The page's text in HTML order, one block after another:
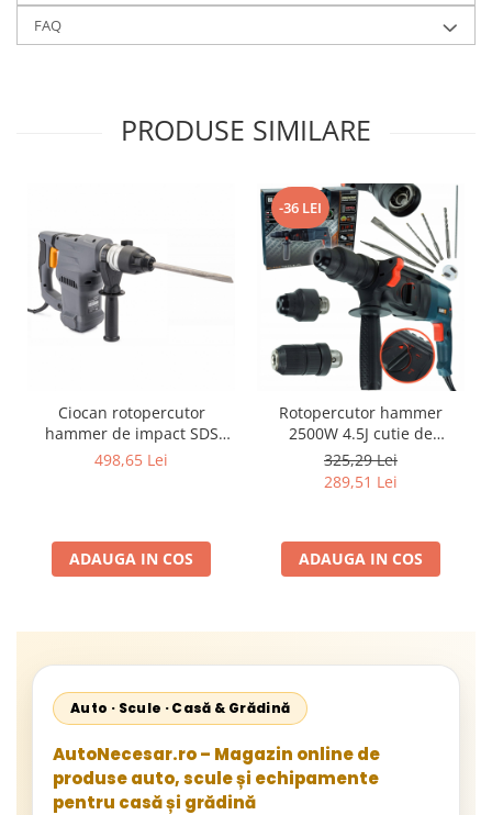
FAQ
PRODUSE SIMILARE
Ciocan rotopercutor
hammer de impact SDS
Plus putere 2600W
498,65 Lei
ADAUGA IN COS
-36 LEI
Rotopercutor hammer
2500W 4.5J cutie de
transport 2500 RPM 12253
325,29 Lei
289,51 Lei
ADAUGA IN COS
Auto · Scule · Casă & Grădină
AutoNecesar.ro – Magazin online de
produse auto, scule și echipamente
pentru casă și grădină